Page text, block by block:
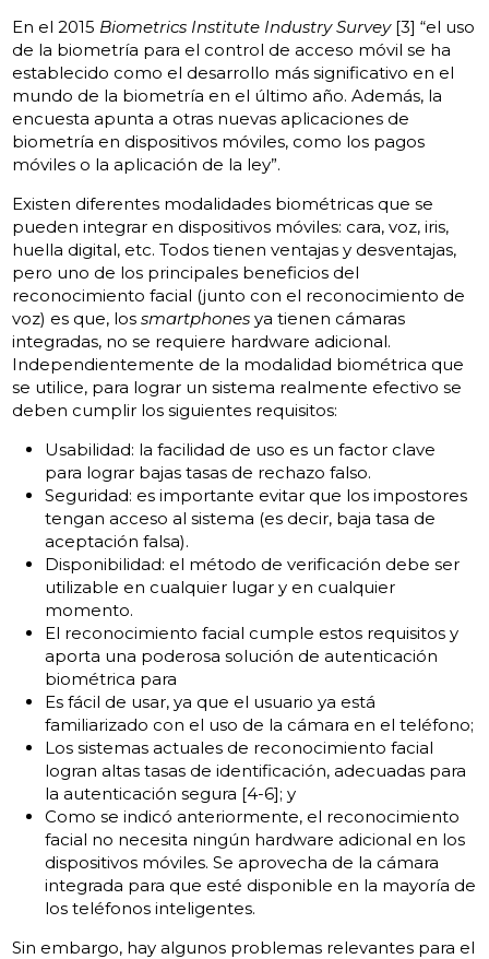
En el 2015 Biometrics Institute Industry Survey[3] “el uso
de la biometría para el control de acceso móvil se ha
establecido como el desarrollo más significativo en el
mundo de la biometría en el último año. Además, la
encuesta apunta a otras nuevas aplicaciones de
biometría en dispositivos móviles, como los pagos
móviles o la aplicación de la ley”.
Existen diferentes modalidades biométricas que se
pueden integrar en dispositivos móviles: cara, voz, iris,
huella digital, etc. Todos tienen ventajas y desventajas,
pero uno de los principales beneficios del
reconocimiento facial (junto con el reconocimiento de
voz) es que, lossmartphones ya tienen cámaras
integradas, no se requiere hardware adicional.
Independientemente de la modalidad biométrica que
se utilice, para lograr un sistema realmente efectivo se
deben cumplir los siguientes requisitos:
Usabilidad: la facilidad de uso es un factor clave
para lograr bajas tasas de rechazo falso.
Seguridad: es importante evitar que los impostores
tengan acceso al sistema (es decir, baja tasa de
aceptación falsa).
Disponibilidad: el método de verificación debe ser
utilizable en cualquier lugar y en cualquier
momento.
El reconocimiento facial cumple estos requisitos y
aporta una poderosa solución de autenticación
biométrica para
Es fácil de usar, ya que el usuario ya está
familiarizado con el uso de la cámara en el teléfono;
Los sistemas actuales de reconocimiento facial
logran altas tasas de identificación, adecuadas para
la autenticación segura [4-6]; y
Como se indicó anteriormente, el reconocimiento
facial no necesita ningún hardware adicional en los
dispositivos móviles. Se aprovecha de la cámara
integrada para que esté disponible en la mayoría de
los teléfonos inteligentes.
Sin embargo, hay algunos problemas relevantes para el